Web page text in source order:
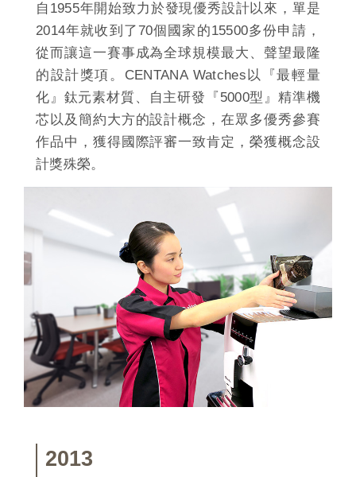
自1955年開始致力於發現優秀設計以來，單是
2014年就收到了70個國家的15500多份申請，
從而讓這一賽事成為全球規模最大、聲望最隆
的設計獎項。CENTANA Watches以『最輕量
化』鈦元素材質、自主研發『5000型』精準機
芯以及簡約大方的設計概念，在眾多優秀參賽
作品中，獲得國際評審一致肯定，榮獲概念設
計獎殊榮。
2013